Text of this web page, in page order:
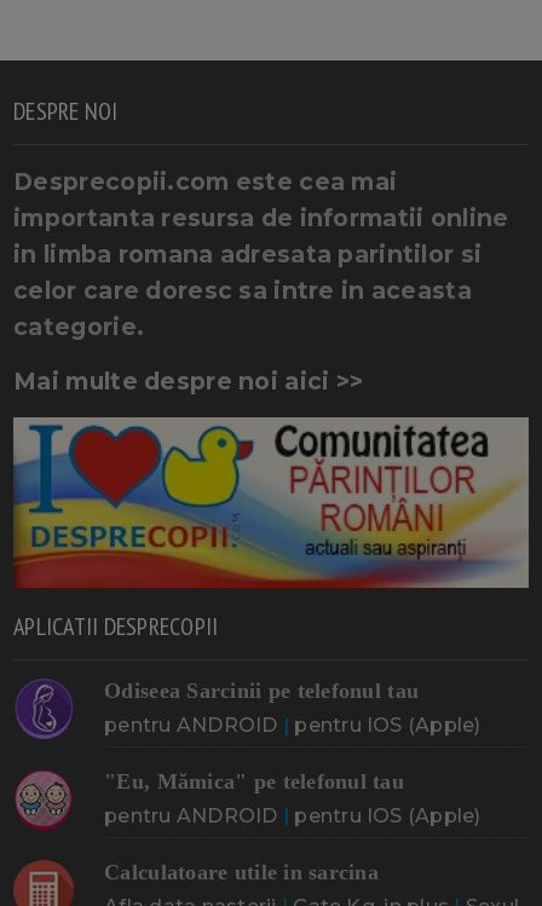
DESPRE NOI
Desprecopii.com este cea mai
importanta resursa de informatii online
in limba romana adresata parintilor si
celor care doresc sa intre in aceasta
categorie.
Mai multe despre noi aici >>
APLICATII DESPRECOPII
Odiseea Sarcinii pe telefonul tau
pentru ANDROID pentru IOS (Apple)
"Eu, Mămica" pe telefonul tau
pentru ANDROID pentru IOS (Apple)
Calculatoare utile in sarcina